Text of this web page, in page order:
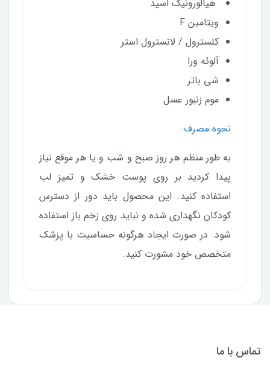
هیالورونیک اسید
ویتامین F
کلسترول / لانسترول استر
آلوئه ورا
شی باتر
موم زنبور عسل
نحوه مصرف:
به طور منظم هر روز صبح و شب و یا هر موقع نیاز
پیدا کردید بر روی پوست خشک و تمیز لب
استفاده کنید. این محصول باید دور از دسترس
کودکان نگهداری شده و نباید روی زخم باز استفاده
شود. در صورت ایجاد هرگونه حساسیت با پزشک
متخصص خود مشورت کنید.
تماس با ما